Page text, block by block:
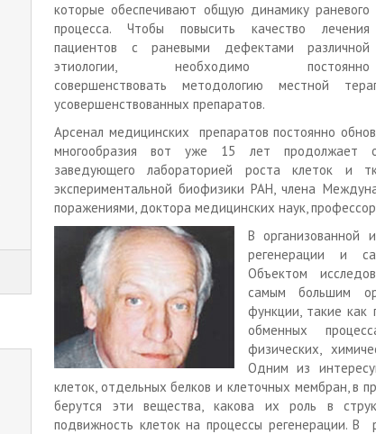
которые обеспечивают общую динамику раневого
процесса. Чтобы повысить качество лечения
пациентов с раневыми дефектами различной
этиологии, необходимо постоянно
совершенствовать методологию местной
усовершенствованных препаратов.
Арсенал медицинских препаратов постоянно
многообразия вот уже 15 лет продолжает
заведующего лабораторией роста клеток и
экспериментальной биофизики РАН, члена
поражениями, доктора медицинских наук,
В организованной
регенерации и
Объектом
самым большим
функции, такие как
обменных
физических,
Одним из
клеток, отдельных белков и клеточных мембран, в
берутся эти вещества, какова их роль в
подвижность клеток на процессы регенерации. В